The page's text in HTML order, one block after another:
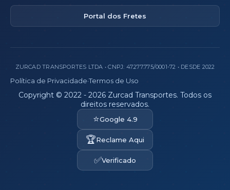
Portal dos Fretes
ZURCAD TRANSPORTES LTDA • CNPJ: 47.277.775/0001-72 • DESDE 2022
Política de Privacidade·Termos de Uso
Copyright © 2022 - 2026 Zurcad Transportes. Todos os
direitos reservados.
⭐Google 4.9
🏆Reclame Aqui
✅Verificado